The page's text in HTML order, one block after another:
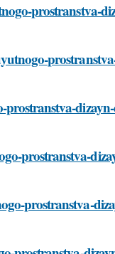
prostranstva-
prostranstva-
prostranstva-